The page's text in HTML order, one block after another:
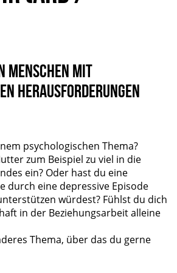
MENSCHEN MIT
HERAUSFORDERUNGEN
psychologischen Thema?
zum Beispiel zu viel in die
ein? Oder hast du eine
durch eine depressive Episode
würdest? Fühlst du dich
in der Beziehungsarbeit alleine
Thema, über das du gerne